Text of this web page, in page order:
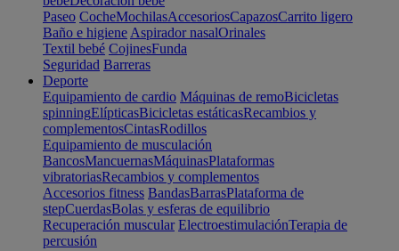
Paseo CocheMochilasAccesoriosCapazosCarrito ligero
Baño e higiene Aspirador nasalOrinales
Textil bebé CojinesFunda
Seguridad Barreras
Deporte
Equipamiento de cardio Máquinas de remoBicicletas
spinningElípticasBicicletas estáticasRecambios y
complementosCintasRodillos
Equipamiento de musculación
BancosMancuernasMáquinasPlataformas
vibratoriasRecambios y complementos
Accesorios fitness BandasBarrasPlataforma de
stepCuerdasBolas y esferas de equilibrio
Recuperación muscular ElectroestimulaciónTerapia de
percusión